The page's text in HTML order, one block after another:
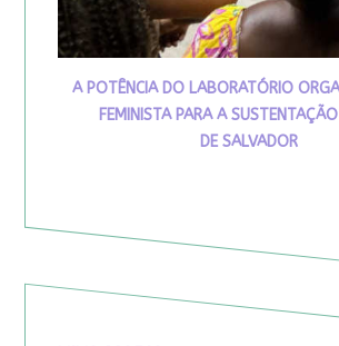
A POTÊNCIA DO LABORATÓRIO
FEMINISTA PARA A
DE SALVADOR